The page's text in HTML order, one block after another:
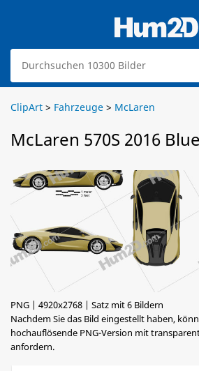
ClipArt > Fahrzeuge > McLaren
McLaren 570S 2016
PNG | 4920x2768 | Satz mit 6 Bildern
Nachdem Sie das Bild eingestellt haben,
hochauflösende PNG-Version mit
anfordern.